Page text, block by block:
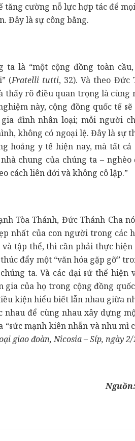
tăng cường nỗ lực hợp tác để
Đây là sự công bằng.
ta là “một cộng đồng toàn
(Fratelli tutti, 32). Và theo Đức
thấy rõ điều quan trọng là cùng
này, cộng đồng quốc tế
đình nhân loại; mỗi người
không có ngoại lệ. Đây là sự
hoảng y tế hiện nay, mà tất cả
chung của chúng ta –
cách liên đới và không cô lập.”
Tòa Thánh, Đức Thánh Cha
nhất của con người trong các
tập thể, thì cần phải thực
đẩy một “văn hóa gặp gỡ”
ta. Và các đại sứ thể hiện
gia của họ trong cộng đồng
kiện hiểu biết lẫn nhau giữa
nhau để cùng nhau xây dựng
mạnh kiên nhẫn và nhu mì
giao đoàn, Nicosia – Síp, ngày 2/
Nguồn: